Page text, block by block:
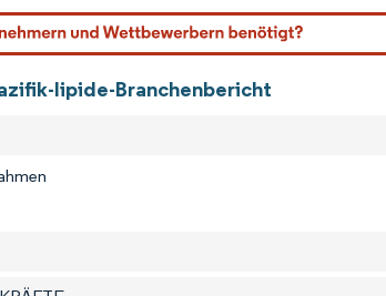
Bild © Mordor Intelligence.
lipide-Branchenbericht